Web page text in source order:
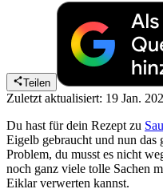
Teilen
Zuletzt aktualisiert: 19 Jan.
Du hast für dein Rezept zu
Eigelb gebraucht und nun
Problem, du musst es nicht
noch ganz viele tolle Sachen
Eiklar verwerten kannst.